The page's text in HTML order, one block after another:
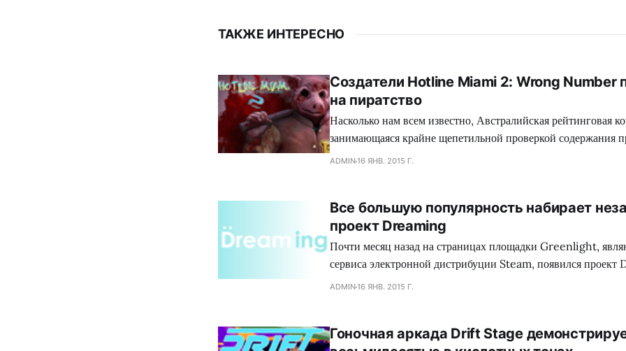
ТАКЖЕ ИНТЕРЕСНО
Создатели Hotline Miami 2: Wrong Number
на пиратство
Насколько нам всем известно, Австралийская рейтинговая
занимающаяся крайне щепетильной проверкой содержания
производит современная игровая индустрия, подвергает
зеленного континента. Так сказать, под нож могло попасть
коллектива Dennaton
ADMIN16 ЯНВ. 2015 Г.
Все большую популярность набирает
проект Dreaming
Почти месяц назад на страницах площадки Greenlight,
сервиса электронной дистрибуции Steam, появился
обладающий необыкновенным сеттингом, а также
головоломку с экшеном Mirror`s Edge, хотя сами девелоперы
ADMIN16 ЯНВ. 2015 Г.
Гоночная аркада Drift Stage